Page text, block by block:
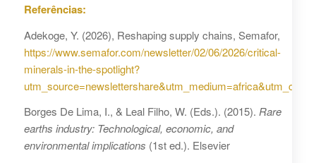
Referências:
Adekoge, Y. (2026), Reshaping supply chains, Semafor,
https://www.semafor.com/newsletter/02/06/2026/critical-
minerals-in-the-spotlight?
Borges De Lima, I., & Leal Filho, W. (Eds.). (2015). Rare
earths industry: Technological, economic, and
environmental implications (1st ed.). Elsevier